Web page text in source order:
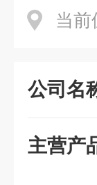
当前
公司名
主营产